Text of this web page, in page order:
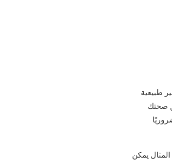
طبيعية
صحتك
يمكن